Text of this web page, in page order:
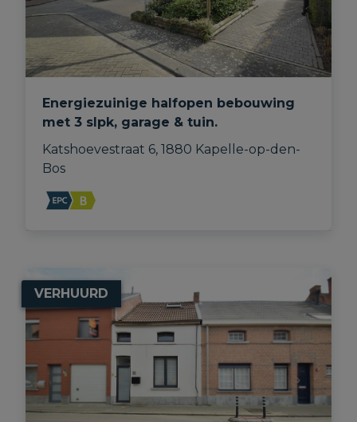
Energiezuinige halfopen bebouwing
met 3 slpk, garage & tuin.
Katshoevestraat 6, 1880 Kapelle-op-den-
Bos
VERHUURD